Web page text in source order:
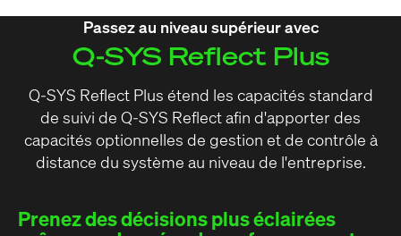
Passez au niveau supérieur avec
Q-SYS Reflect Plus
Q-SYS Reflect Plus étend les capacités standard
de suivi de Q-SYS Reflect afin d'apporter des
capacités optionnelles de gestion et de contrôle à
distance du système au niveau de l'entreprise.
Prenez des décisions plus éclairées